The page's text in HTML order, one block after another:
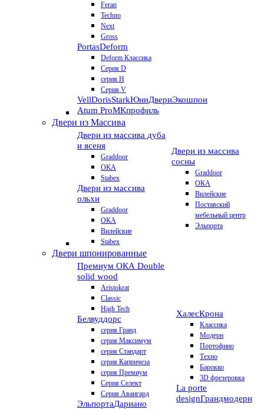
Feran
Techno
Next
Gross
PortasDeform
Deform Классика
Серия D
серия H
Серия V
VellDorisStarkЮниДвериЭкошпон
Atum ProМКпрофиль
Двери из Массива
Двери из массива дуба
и ясеня
Graddoor
ОКА
Stabex
Двери из массива
ольхи
Graddoor
ОКА
Вилейские
Stabex
Двери из массива
сосны
Graddoor
ОКА
Вилейские
Поставский
мебельный центр
Эльпорта
Двери шпонированные
Премиум ОКА Double
solid wood
Aristokrat
Classic
High Tech
Белвуддорс
серия Гранд
серия Максимум
серия Стандарт
серия Капричеза
серия Премиум
Серия Селект
Серия Авангард
ЭльпортаДариано
ХалесКрона
Классика
Модерн
Портофино
Техно
Барокко
3D фрезеровка
La porte
designГрандмодерн